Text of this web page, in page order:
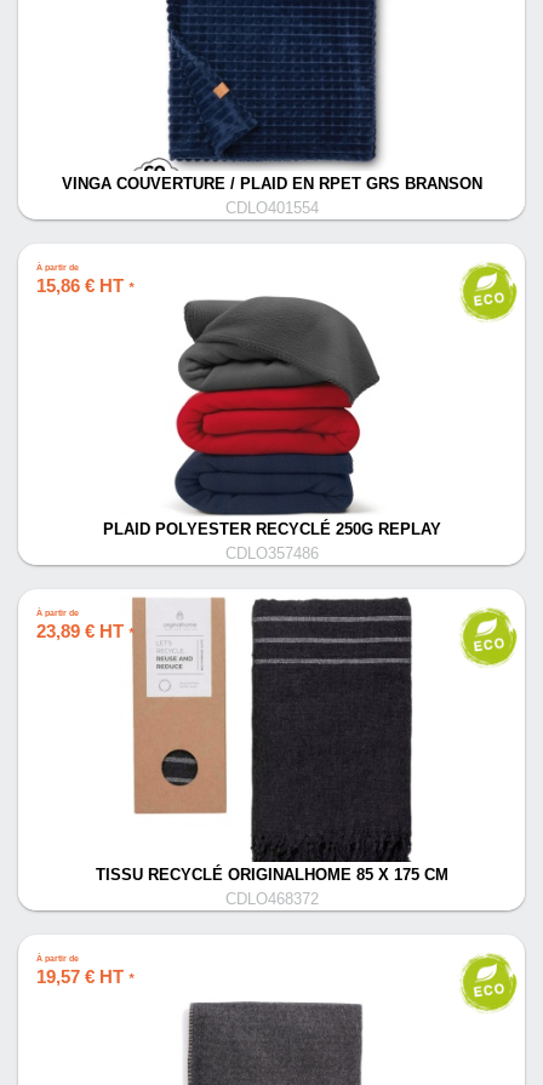
VINGA COUVERTURE / PLAID EN RPET GRS BRANSON
CDLO401554
À partir de
15,86 € HT *
PLAID POLYESTER RECYCLÉ 250G REPLAY
CDLO357486
À partir de
23,89 € HT *
TISSU RECYCLÉ ORIGINALHOME 85 X 175 CM
CDLO468372
À partir de
19,57 € HT *